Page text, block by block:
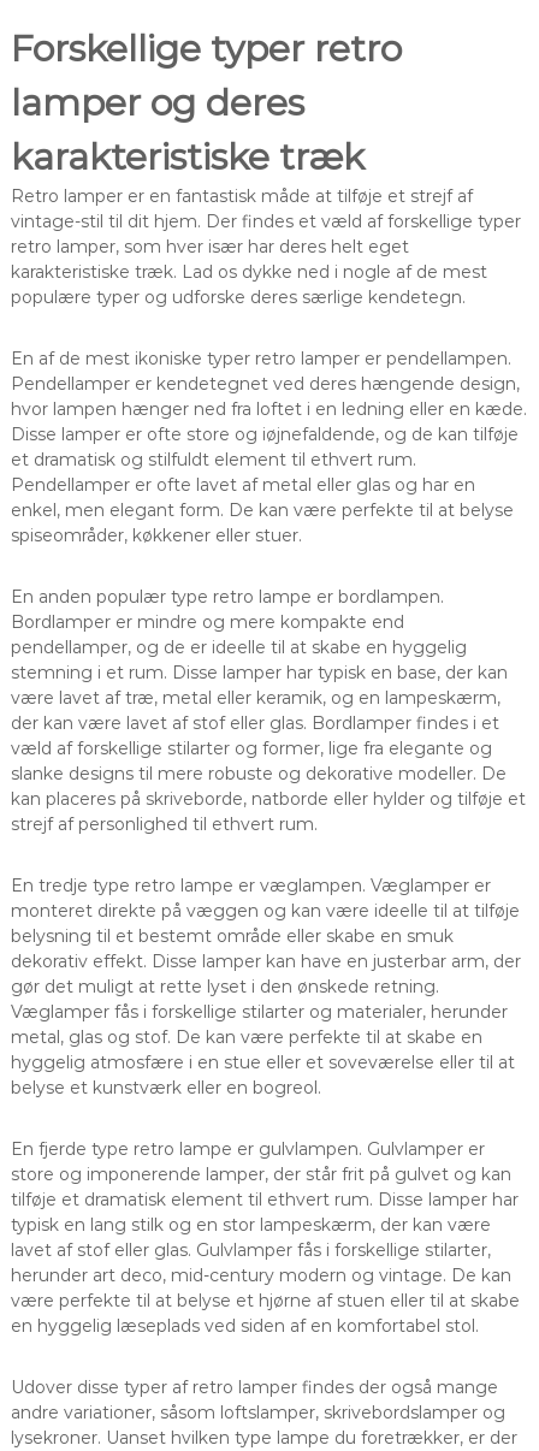
Forskellige typer retro
lamper og deres
karakteristiske træk
Retro lamper er en fantastisk måde at tilføje et strejf af
vintage-stil til dit hjem. Der findes et væld af forskellige typer
retro lamper, som hver især har deres helt eget
karakteristiske træk. Lad os dykke ned i nogle af de mest
populære typer og udforske deres særlige kendetegn.
En af de mest ikoniske typer retro lamper er pendellampen.
Pendellamper er kendetegnet ved deres hængende design,
hvor lampen hænger ned fra loftet i en ledning eller en kæde.
Disse lamper er ofte store og iøjnefaldende, og de kan tilføje
et dramatisk og stilfuldt element til ethvert rum.
Pendellamper er ofte lavet af metal eller glas og har en
enkel, men elegant form. De kan være perfekte til at belyse
spiseområder, køkkener eller stuer.
En anden populær type retro lampe er bordlampen.
Bordlamper er mindre og mere kompakte end
pendellamper, og de er ideelle til at skabe en hyggelig
stemning i et rum. Disse lamper har typisk en base, der kan
være lavet af træ, metal eller keramik, og en lampeskærm,
der kan være lavet af stof eller glas. Bordlamper findes i et
væld af forskellige stilarter og former, lige fra elegante og
slanke designs til mere robuste og dekorative modeller. De
kan placeres på skriveborde, natborde eller hylder og tilføje et
strejf af personlighed til ethvert rum.
En tredje type retro lampe er væglampen. Væglamper er
monteret direkte på væggen og kan være ideelle til at tilføje
belysning til et bestemt område eller skabe en smuk
dekorativ effekt. Disse lamper kan have en justerbar arm, der
gør det muligt at rette lyset i den ønskede retning.
Væglamper fås i forskellige stilarter og materialer, herunder
metal, glas og stof. De kan være perfekte til at skabe en
hyggelig atmosfære i en stue eller et soveværelse eller til at
belyse et kunstværk eller en bogreol.
En fjerde type retro lampe er gulvlampen. Gulvlamper er
store og imponerende lamper, der står frit på gulvet og kan
tilføje et dramatisk element til ethvert rum. Disse lamper har
typisk en lang stilk og en stor lampeskærm, der kan være
lavet af stof eller glas. Gulvlamper fås i forskellige stilarter,
herunder art deco, mid-century modern og vintage. De kan
være perfekte til at belyse et hjørne af stuen eller til at skabe
en hyggelig læseplads ved siden af en komfortabel stol.
Udover disse typer af retro lamper findes der også mange
andre variationer, såsom loftslamper, skrivebordslamper og
lysekroner. Uanset hvilken type lampe du foretrækker, er der